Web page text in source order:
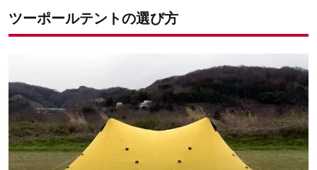
ツーポールテントの選び方